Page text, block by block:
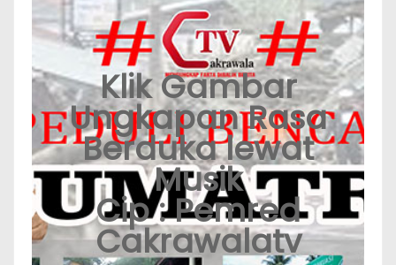
Klik Gambar
Ungkapan Rasa
Berduka lewat
Musik
Cip : Pemred
Cakrawalatv